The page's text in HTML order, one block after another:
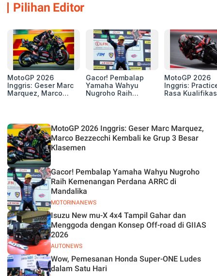
Pilihan Editor
MotoGP 2026
Inggris: Geser Marc
Marquez, Marco
Gacor! Pembalap
Yamaha Wahyu
Nugroho Raih
MotoGP 2026
Inggris:
Rasa
Silverstone!
MotoGP 2026 Inggris: Geser Marc Marquez,
Marco Bezzecchi Kembali ke Grup 3 Besar
Klasemen
MOTORINANEWS
Gacor! Pembalap Yamaha Wahyu Nugroho
Raih Kemenangan Perdana ARRC di
Mandalika
AUTONEWS
Isuzu New mu-X 4x4 Tampil Gahar dan
Menggoda dengan Konsep Off-road di GIIAS
2026
Wow, Pemesanan Honda Super-ONE Ludes
dalam Satu Hari